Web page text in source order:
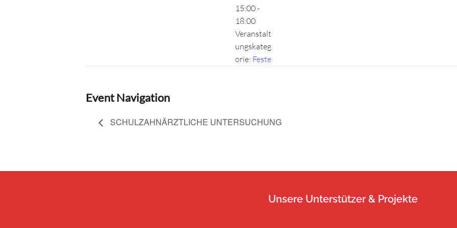
15:00 -
18:00
Veranstalt
ungskateg
orie: Feste
Event Navigation
SCHULZAHNÄRZTLICHE UNTERSUCHUNG
Unsere Unterstützer & Projekte